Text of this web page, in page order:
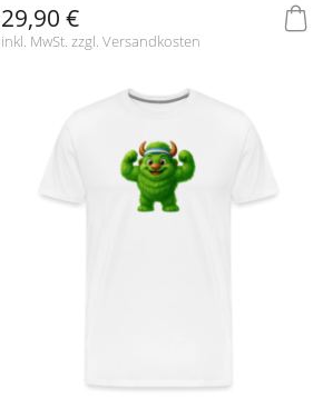
29,90 €
inkl. MwSt. zzgl. Versandkosten